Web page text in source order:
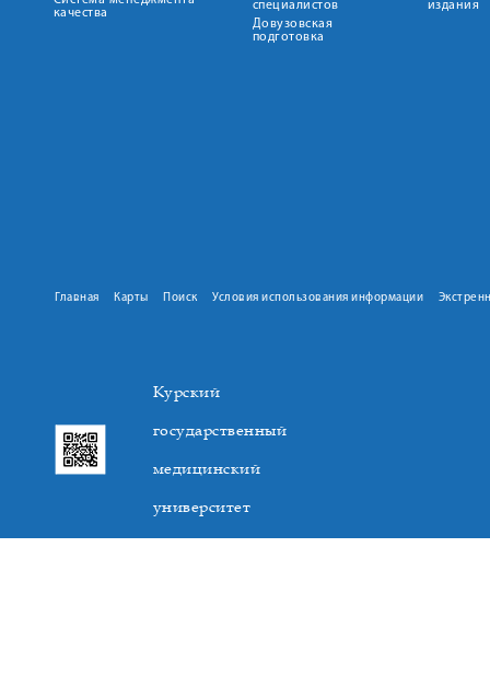
качества
специалистов
Довузовская
подготовка
издания
Главная Карты Поиск Условия использования информации
Курский
государственный
медицинский
университет